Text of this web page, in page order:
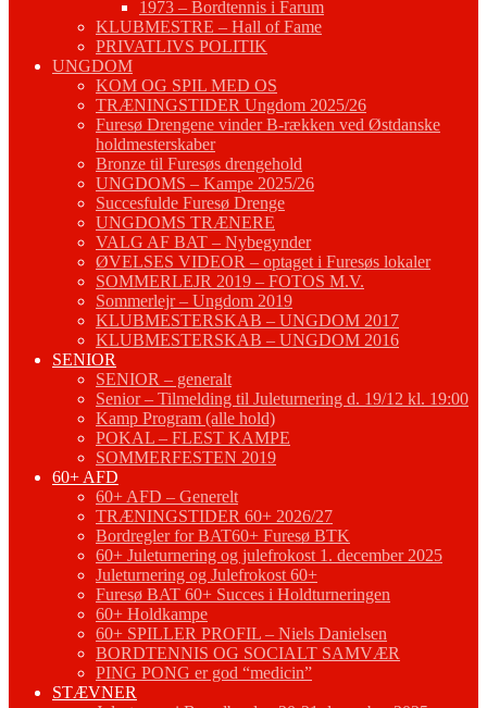
1973 – Bordtennis i Farum
KLUBMESTRE – Hall of Fame
PRIVATLIVS POLITIK
UNGDOM
KOM OG SPIL MED OS
TRÆNINGSTIDER Ungdom 2025/26
Furesø Drengene vinder B-rækken ved Østdanske
holdmesterskaber
Bronze til Furesøs drengehold
UNGDOMS – Kampe 2025/26
Succesfulde Furesø Drenge
UNGDOMS TRÆNERE
VALG AF BAT – Nybegynder
ØVELSES VIDEOR – optaget i Furesøs lokaler
SOMMERLEJR 2019 – FOTOS M.V.
Sommerlejr – Ungdom 2019
KLUBMESTERSKAB – UNGDOM 2017
KLUBMESTERSKAB – UNGDOM 2016
SENIOR
SENIOR – generalt
Senior – Tilmelding til Juleturnering d. 19/12 kl. 19:00
Kamp Program (alle hold)
POKAL – FLEST KAMPE
SOMMERFESTEN 2019
60+ AFD
60+ AFD – Generelt
TRÆNINGSTIDER 60+ 2026/27
Bordregler for BAT60+ Furesø BTK
60+ Juleturnering og julefrokost 1. december 2025
Juleturnering og Julefrokost 60+
Furesø BAT 60+ Succes i Holdturneringen
60+ Holdkampe
60+ SPILLER PROFIL – Niels Danielsen
BORDTENNIS OG SOCIALT SAMVÆR
PING PONG er god “medicin”
STÆVNER